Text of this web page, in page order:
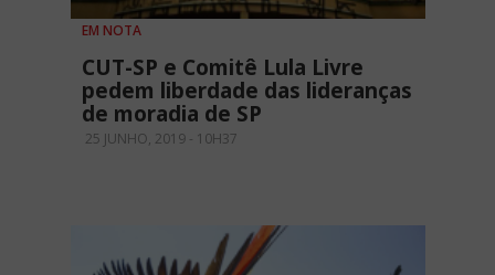
EM NOTA
CUT-SP e Comitê Lula Livre
pedem liberdade das lideranças
de moradia de SP
25 JUNHO, 2019 - 10H37